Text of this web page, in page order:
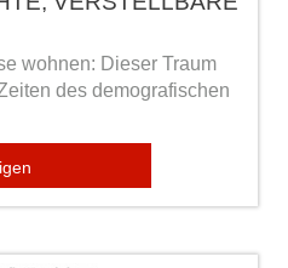
wohnen: Dieser Traum
des demografischen